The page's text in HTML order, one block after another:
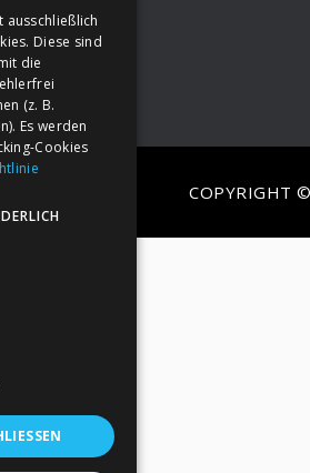
COPYRIGHT
ausschließlich
Diese sind
die
(z. B.
Es werden
Cookies